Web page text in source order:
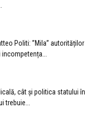
Politi: ”Mila” autorităților
cât și politica statului în
trebuie...